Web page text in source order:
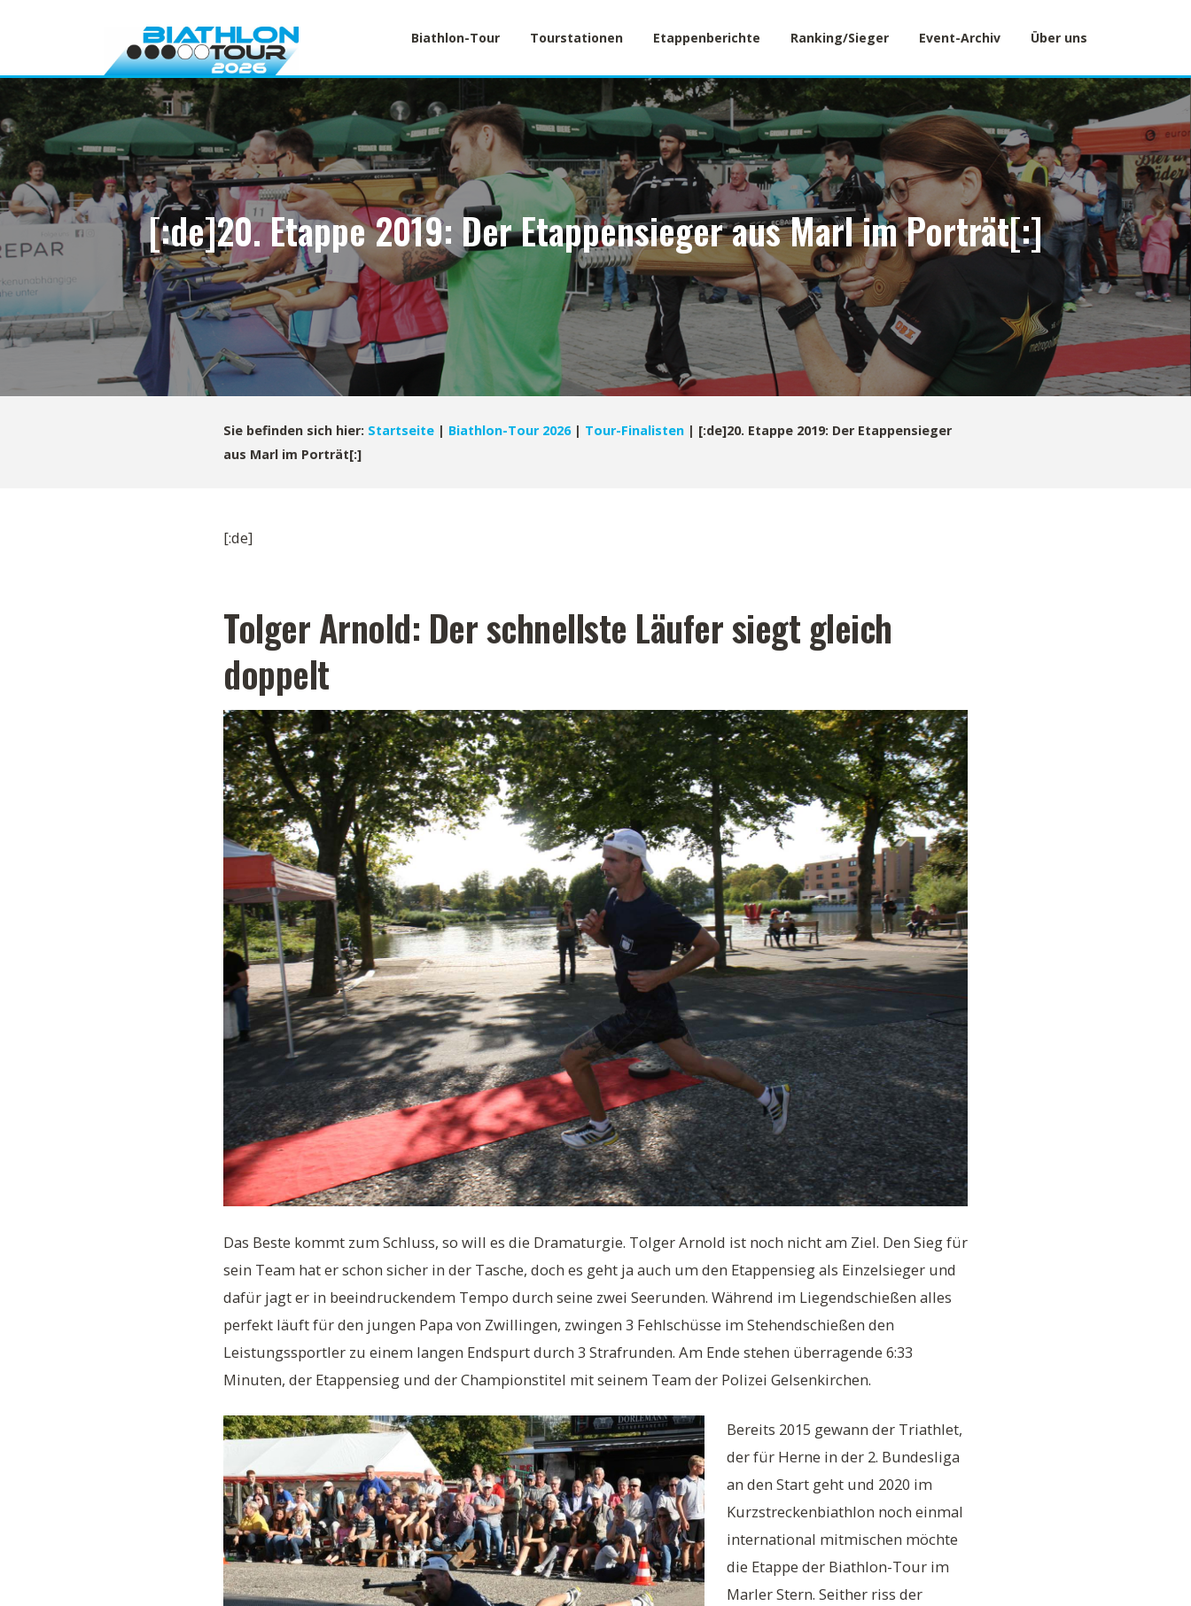
Biathlon-Tour Tourstationen Etappenberichte Ranking/Sieger Event-Archiv Über uns
[:de]20. Etappe 2019: Der Etappensieger aus Marl im Porträt[:]
Sie befinden sich hier: Startseite | Biathlon-Tour 2026| Tour-Finalisten | [:de]20. Etappe 2019: Der Etappensieger
aus Marl im Porträt[:]
[:de]
Tolger Arnold: Der schnellste Läufer siegt gleich
doppelt
Das Beste kommt zum Schluss, so will es die Dramaturgie. Tolger Arnold ist noch nicht am Ziel. Den Sieg für
sein Team hat er schon sicher in der Tasche, doch es geht ja auch um den Etappensieg als Einzelsieger und
dafür jagt er in beeindruckendem Tempo durch seine zwei Seerunden. Während im Liegendschießen alles
perfekt läuft für den jungen Papa von Zwillingen, zwingen 3 Fehlschüsse im Stehendschießen den
Leistungssportler zu einem langen Endspurt durch 3 Strafrunden. Am Ende stehen überragende 6:33
Minuten, der Etappensieg und der Championstitel mit seinem Team der Polizei Gelsenkirchen.
Bereits 2015 gewann der Triathlet,
der für Herne in der 2. Bundesliga
an den Start geht und 2020 im
Kurzstreckenbiathlon noch einmal
international mitmischen möchte
die Etappe der Biathlon-Tour im
Marler Stern. Seither riss der